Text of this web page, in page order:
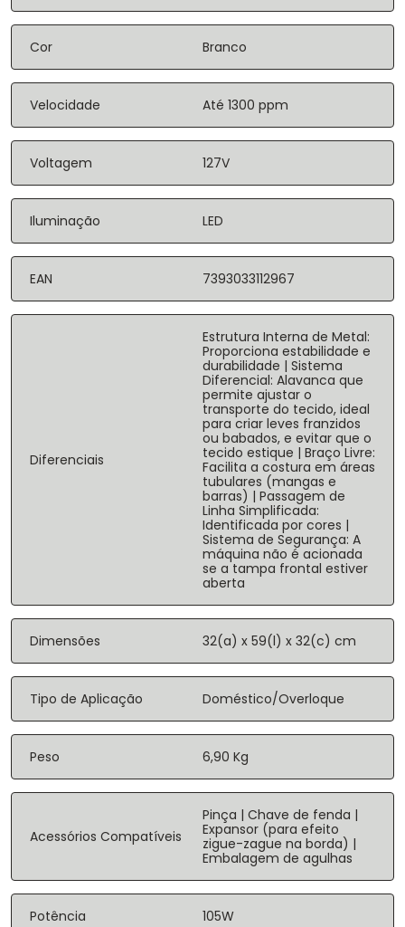
Cor Branco
Velocidade Até 1300 ppm
Voltagem 127V
Iluminação LED
EAN 7393033112967
Diferenciais
Estrutura Interna de Metal:
Proporciona estabilidade e
durabilidade | Sistema
Diferencial: Alavanca que
permite ajustar o
transporte do tecido, ideal
para criar leves franzidos
ou babados, e evitar que o
tecido estique | Braço Livre:
Facilita a costura em áreas
tubulares (mangas e
barras) | Passagem de
Linha Simplificada:
Identificada por cores |
Sistema de Segurança: A
máquina não é acionada
se a tampa frontal estiver
aberta
Dimensões 32(a) x 59(l) x 32(c) cm
Tipo de Aplicação Doméstico/Overloque
Peso 6,90 Kg
Acessórios Compatíveis
Pinça | Chave de fenda |
Expansor (para efeito
zigue-zague na borda) |
Embalagem de agulhas
Potência 105W